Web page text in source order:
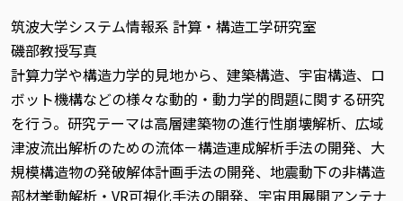
筑波大学システム情報系 計算・構造工学研究室
磯部教授写真
計算力学や構造力学的見地から、建築構造、宇宙構造、ロ
ボット機構などの様々な動的・動力学的問題に関する研究
を行う。研究テーマは高層建築物の進行性崩壊解析、広域
津波流出解析のための流体－構造連成解析手法の開発、大
規模構造物の発破解体計画手法の開発、地震動下の非構造
部材挙動解析・VR可視化手法の開発、宇宙用展開アンテナ